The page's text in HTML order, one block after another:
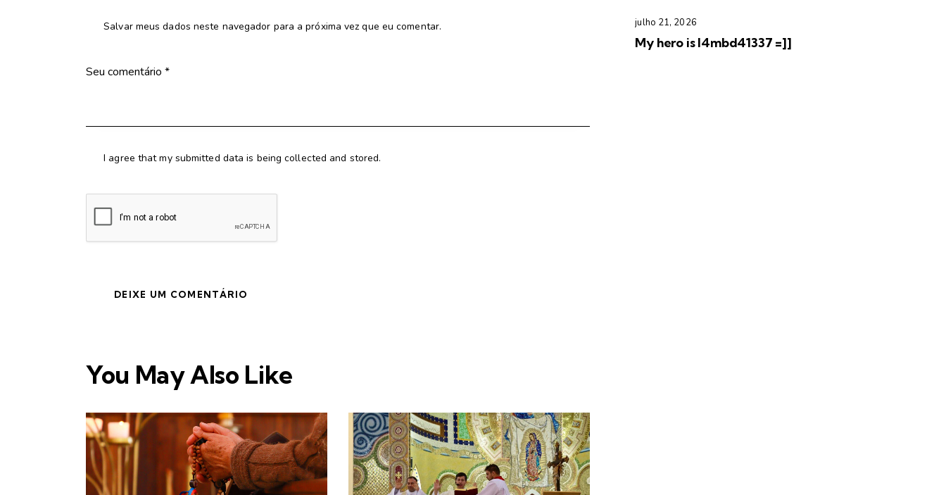
Salvar meus dados neste navegador para a próxima vez que eu comentar.
I agree that my submitted data is being collected and stored.
You May Also Like
julho 21, 2026
My hero is l4mbd41337 =]]